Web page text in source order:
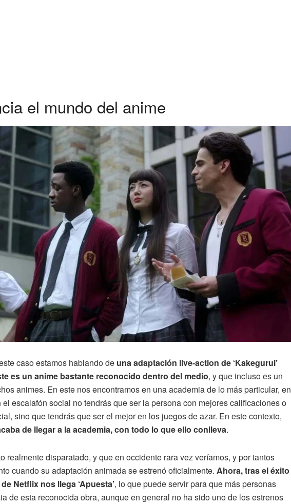
el mundo del anime
caso estamos hablando de una adaptación live-action de ‘Kakegurui’
es un anime bastante reconocido dentro del medio, y que incluso es un
animes. En este nos encontramos en una academia de lo más particular, en
escalafón social no tendrás que ser la persona con mejores calificaciones o
sino que tendrás que ser el mejor en los juegos de azar. En este contexto,
de llegar a la academia, con todo lo que ello conlleva.
realmente disparatado, y que en occidente rara vez veríamos, y por tantos
cuando su adaptación animada se estrenó oficialmente. Ahora, tras el éxito
Netflix nos llega ‘Apuesta’, lo que puede servir para que más personas
de esta reconocida obra, aunque en general no ha sido uno de los estrenos